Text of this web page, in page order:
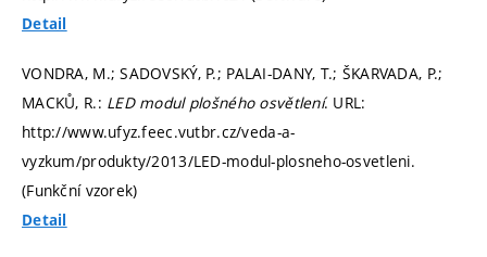
Detail
VONDRA, M.; SADOVSKÝ, P.; PALAI-DANY, T.; ŠKARVADA, P.;
MACKŮ, R.: LED modul plošného osvětlení. URL:
http://www.ufyz.feec.vutbr.cz/veda-a-
vyzkum/produkty/2013/LED-modul-plosneho-osvetleni.
(Funkční vzorek)
Detail